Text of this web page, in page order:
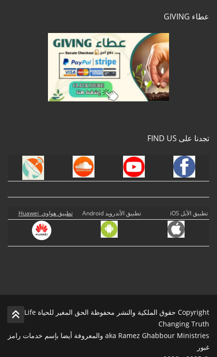
عطاء GIVING
تجدنا على FIND US
تطبيق الأبل iOS تطبيق الأندرويد Android تطبيق هواوي Huawei
Copyright حقوق الملكية والنشر محفوظة الحق المغير للحياة Life
Changing Truth
aka Ramez Ghabbour Ministries والمعروفة أيضا بإسم خدمات رامز
غبور